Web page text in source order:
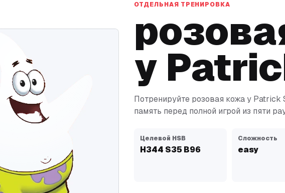
ОТДЕЛЬНАЯ ТРЕНИРОВКА
у
Потренируйте розовая кожа у
память перед полной игрой из пяти
Целевой HSB
H344 S35B96
Сложность
easy